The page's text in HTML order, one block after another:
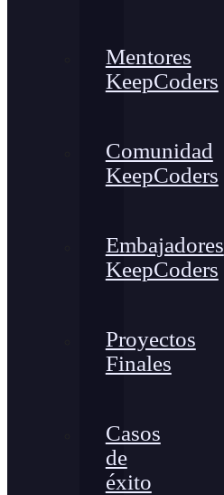
Mentores
KeepCoders
Comunidad
KeepCoders
Embajadores
KeepCoders
Proyectos
Finales
Casos
de
éxito